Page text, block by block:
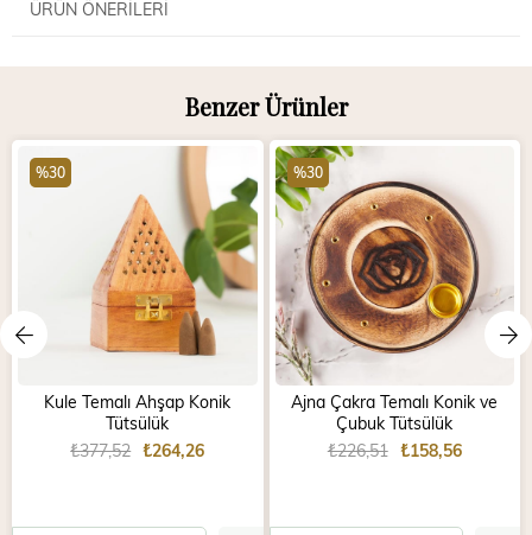
ÜRÜN ÖNERILERI
Benzer Ürünler
Kule Temalı Ahşap Konik
Tütsülük
₺264,26
₺377,52
%30
Ajna Çakra Temalı Konik ve
Çubuk Tütsülük
₺158,56
₺226,51
%30